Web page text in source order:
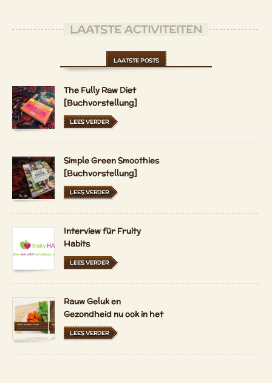
LAATSTE ACTIVITEITEN
LAATSTE POSTS
The Fully Raw Diet
[Buchvorstellung]
LEES VERDER
Simple Green Smoothies
[Buchvorstellung]
LEES VERDER
Interview für Fruity
Habits
LEES VERDER
Rauw Geluk en
Gezondheid nu ook in het
Nederlands en
Hongaars
LEES VERDER